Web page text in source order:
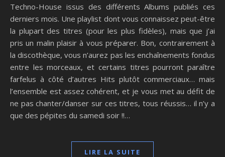
Techno-House issus des différents Albums publiés ces
derniers mois. Une playlist dont vous connaissez peut-être
la plupart des titres (pour les plus fidèles), mais que j’ai
pris un malin plaisir à vous préparer. Bon, contrairement à
la discothèque, vous n’aurez pas les enchaînements fondus
entre les morceaux, et certains titres pourront paraître
farfelus à côté d’autres Hits plutôt commerciaux… mais
l’ensemble est assez cohérent, et je vous met au défit de
ne pas chanter/danser sur ces titres, tous réussis… il n’y a
que des pépites du samedi soir !!…
LIRE LA SUITE